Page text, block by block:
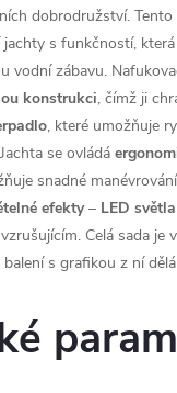
dobrodružství.
s funkčností,
vodní zábavu.
konstrukci, čímž ji
, které umožňuje
se ovládá
snadné
efekty– LED světla
Celá sada je
s grafikou z ní